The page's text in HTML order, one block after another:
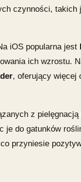
czynności, takich
iOS popularna jest
ich wzrostu.
, oferujący więcej
z
do gatunków
przyniesie